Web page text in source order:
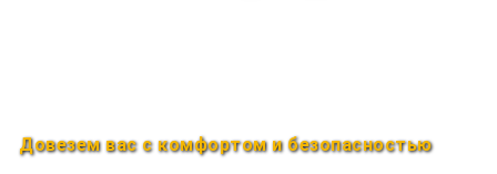
Довезем вас с комфортом и безопасностью